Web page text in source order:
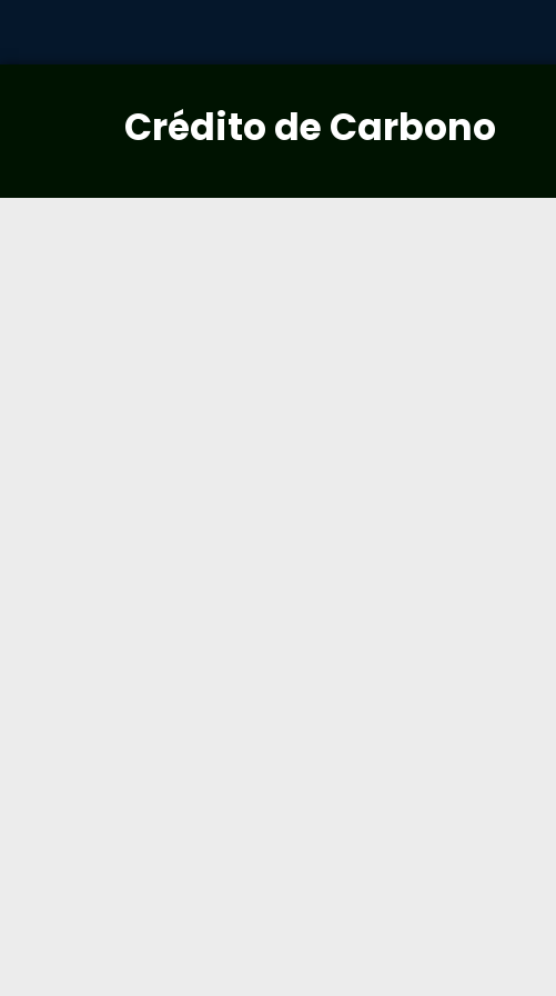
Crédito de Carbono